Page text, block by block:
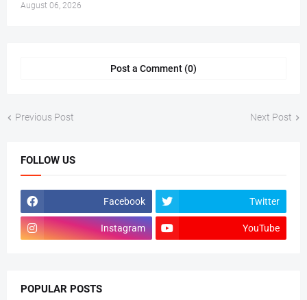
August 06, 2026
Post a Comment (0)
Previous Post Next Post
FOLLOW US
Facebook Twitter
Instagram YouTube
POPULAR POSTS